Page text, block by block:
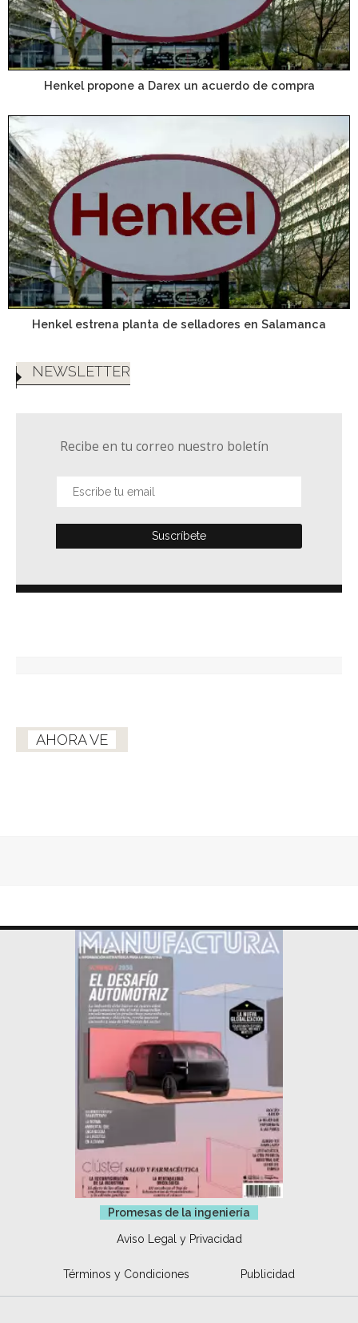
Henkel propone a Darex un acuerdo de compra
Henkel estrena planta de selladores en Salamanca
NEWSLETTER
Recibe en tu correo nuestro boletín
AHORA VE
Promesas de la ingeniería
Aviso Legal y Privacidad
Términos y Condiciones Publicidad